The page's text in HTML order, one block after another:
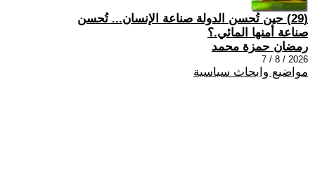
(29) حين تُحسن الدولة صناعة الإنسان... تُحسن
صناعة أمنها المائي.؟
رمضان حمزة محمد
2026 / 8 / 7
مواضيع وابحاث سياسية